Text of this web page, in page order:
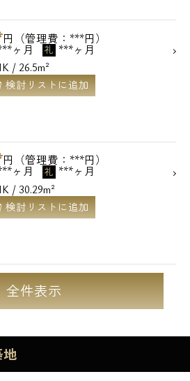
円（管理費：***円）
ヶ月 礼 ***ヶ月
/ 26.5m²
検討リストに追加
円（管理費：***円）
ヶ月 礼 ***ヶ月
/ 30.29m²
検討リストに追加
全件表示